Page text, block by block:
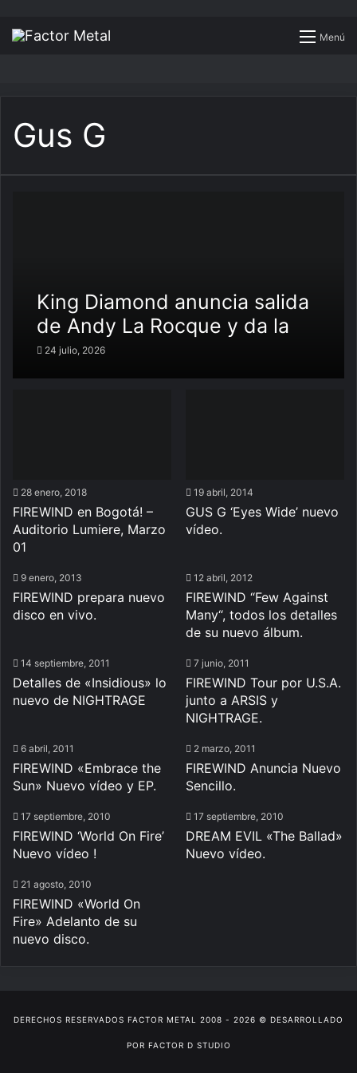
Menú
Buscar
Gus G
King Diamond anuncia salida
de Andy La Rocque y da la
bienvenida a Gus G
24 julio, 2026
28 enero, 2018
FIREWIND en Bogotá! –
Auditorio Lumiere, Marzo
01
19 abril, 2014
GUS G ‘Eyes Wide’ nuevo
vídeo.
9 enero, 2013
FIREWIND prepara nuevo
disco en vivo.
12 abril, 2012
FIREWIND “Few Against
Many“, todos los detalles
de su nuevo álbum.
14 septiembre, 2011
Detalles de «Insidious» lo
nuevo de NIGHTRAGE
7 junio, 2011
FIREWIND Tour por U.S.A.
junto a ARSIS y
NIGHTRAGE.
6 abril, 2011
FIREWIND «Embrace the
Sun» Nuevo vídeo y EP.
2 marzo, 2011
FIREWIND Anuncia Nuevo
Sencillo.
17 septiembre, 2010
FIREWIND ‘World On Fire’
Nuevo vídeo !
17 septiembre, 2010
DREAM EVIL «The Ballad»
Nuevo vídeo.
21 agosto, 2010
FIREWIND «World On
Fire» Adelanto de su
nuevo disco.
DERECHOS RESERVADOS FACTOR METAL 2008 - 2026 © DESARROLLADO
POR FACTOR D STUDIO